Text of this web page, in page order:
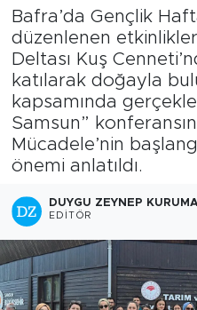
Bafra’da Gençlik
düzenlenen
Deltası Kuş
katılarak doğayla
kapsamında
Samsun”
Mücadele’nin
önemi anlatıldı.
DUYGU ZEYNEP
EDITÖR
Son Dakika
Haber Arşivi